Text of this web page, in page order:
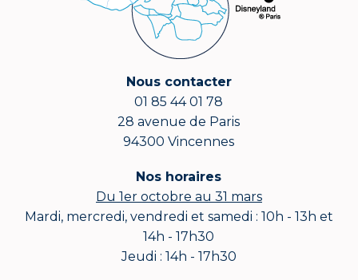
Nous contacter
01 85 44 01 78
28 avenue de Paris
94300 Vincennes
Nos horaires
Du 1er octobre au 31 mars
Mardi, mercredi, vendredi et samedi : 10h - 13h et
14h - 17h30
Jeudi : 14h - 17h30